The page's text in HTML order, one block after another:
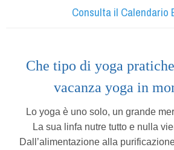
Consulta il Calendario
Che tipo di yoga
vacanza yoga in
Lo yoga è uno solo, un grande
La sua linfa nutre tutto e nulla
Dall’alimentazione alla